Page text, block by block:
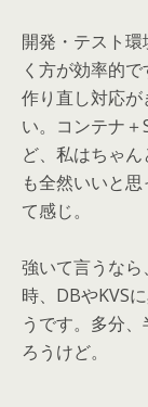
開発・テスト
く方が効率的
作り直し対応
い。コンテナ
ど、私はちゃ
も全然いいと
て感じ。
強いて言うな
時、DBやKVS
うです。多分
ろうけど。